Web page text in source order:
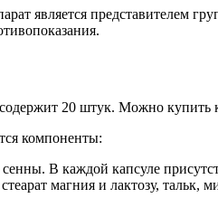
является представителем
20 штук. Можно купить
компоненты:
В каждой капсуле
магния и лактозу, тальк,